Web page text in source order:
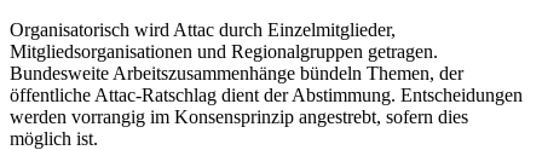
Organisatorisch wird Attac durch Einzelmitglieder,
Mitgliedsorganisationen und Regionalgruppen getragen.
Bundesweite Arbeitszusammenhänge bündeln Themen, der
öffentliche Attac-Ratschlag dient der Abstimmung. Entscheidungen
werden vorrangig im Konsensprinzip angestrebt, sofern dies
möglich ist.